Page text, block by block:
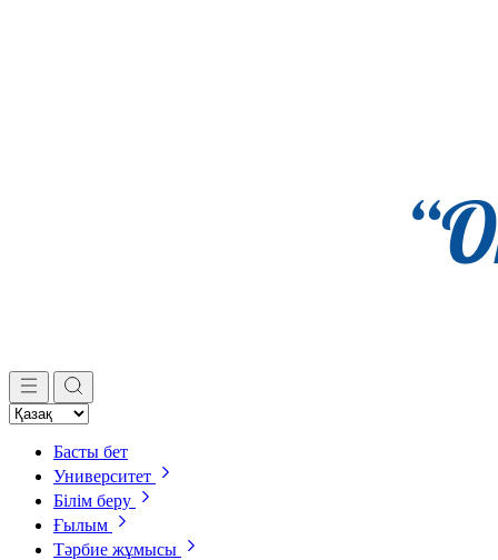
Басты бет
Университет
Білім беру
Ғылым
Тәрбие жұмысы